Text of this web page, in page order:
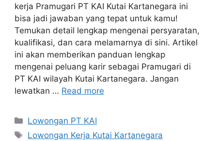
kerja Pramugari PT KAI Kutai Kartanegara ini
bisa jadi jawaban yang tepat untuk kamu!
Temukan detail lengkap mengenai persyaratan,
kualifikasi, dan cara melamarnya di sini. Artikel
ini akan memberikan panduan lengkap
mengenai peluang karir sebagai Pramugari di
PT KAI wilayah Kutai Kartanegara. Jangan
lewatkan … Read more
Categories
Lowongan PT KAI
Tags
Lowongan Kerja Kutai Kartanegara